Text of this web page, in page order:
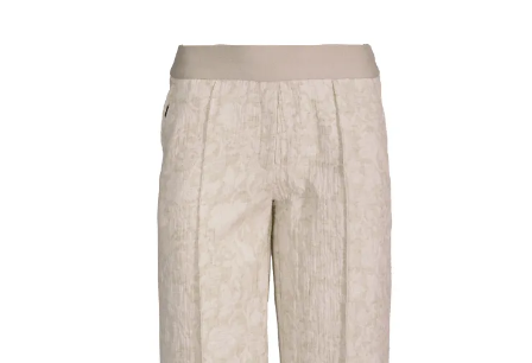
NEPODŠITÉ KABÁTKY
PODŠITÉ KABÁTKY
KABÁTY, BUNDY